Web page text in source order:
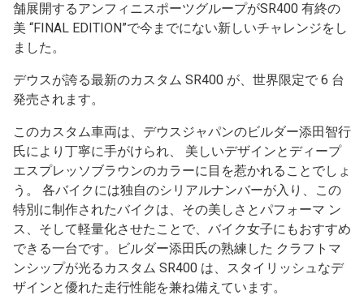
舗展開するアンフィニスポーツグループがSR400 有終の
美 “FINAL EDITION”で今までにない新しいチャレンジをし
ました。
デウスが誇る最新のカスタム SR400 が、世界限定で 6 台
発売されます。
このカスタム車両は、デウスジャパンのビルダー添田智行
氏により丁寧に手がけられ、 美しいデザインとディープ
エスプレッソブラウンのカラーに目を惹かれることでしょ
う。 各バイクには独自のシリアルナンバーが入り、この
特別に制作されたバイクは、その美しさとパフォーマ ン
ス、そして軽量化させたことで、バイク女子にもおすすめ
できる一台です。ビルダー添田氏の熟練した クラフトマ
ンシップが光るカスタム SR400 は、スタイリッシュなデ
ザインと優れた走行性能を兼ね備えています。